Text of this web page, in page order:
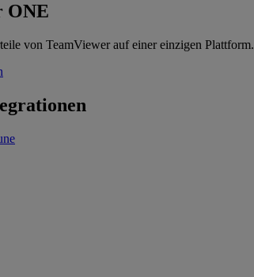
ONE
von TeamViewer auf einer einzigen Plattform.